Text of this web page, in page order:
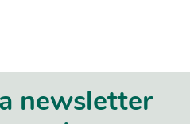
newsletter